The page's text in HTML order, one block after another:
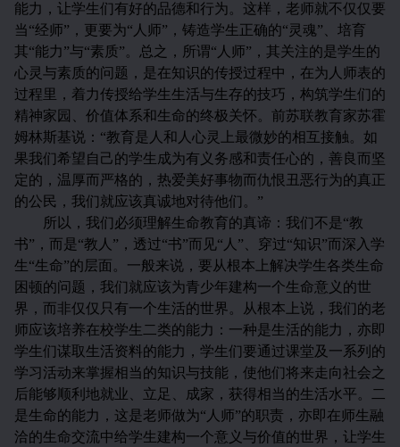
能力，让学生们有好的品德和行为。这样，老师就不仅仅要
当“经师”，更要为“人师”，铸造学生正确的“灵魂”、培育
其“能力”与“素质”。总之，所谓“人师”，其关注的是学生的
心灵与素质的问题，是在知识的传授过程中，在为人师表的
过程里，着力传授给学生生活与生存的技巧，构筑学生们的
精神家园、价值体系和生命的终极关怀。前苏联教育家苏霍
姆林斯基说：“教育是人和人心灵上最微妙的相互接触。如
果我们希望自己的学生成为有义务感和责任心的，善良而坚
定的，温厚而严格的，热爱美好事物而仇恨丑恶行为的真正
的公民，我们就应该真诚地对待他们。”
所以，我们必须理解生命教育的真谛：我们不是“教
书”，而是“教人”，透过“书”而见“人”、穿过“知识”而深入学
生“生命”的层面。一般来说，要从根本上解决学生各类生命
困顿的问题，我们就应该为青少年建构一个生命意义的世
界，而非仅仅只有一个生活的世界。从根本上说，我们的老
师应该培养在校学生二类的能力：一种是生活的能力，亦即
学生们谋取生活资料的能力，学生们要通过课堂及一系列的
学习活动来掌握相当的知识与技能，使他们将来走向社会之
后能够顺利地就业、立足、成家，获得相当的生活水平。二
是生命的能力，这是老师做为“人师”的职责，亦即在师生融
洽的生命交流中给学生建构一个意义与价值的世界，让学生